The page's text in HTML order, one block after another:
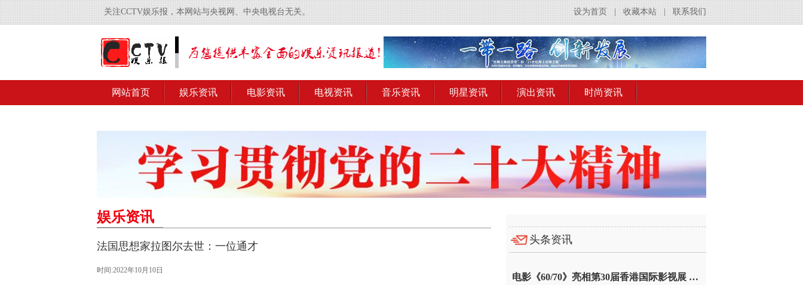
关注CCTV娱乐报，本网站与央视网、中央电视台无关。 联系我们
收藏本站
设为首页
网站首页 娱乐资讯 电影资讯 电视资讯 音乐资讯 明星资讯 演出资讯 时尚资讯
娱乐资讯
法国思想家拉图尔去世：一位通才
时间:2022年10月10日
头条资讯
电影《60/70》亮相第30届香港国际影视展 冲刺戛纳备